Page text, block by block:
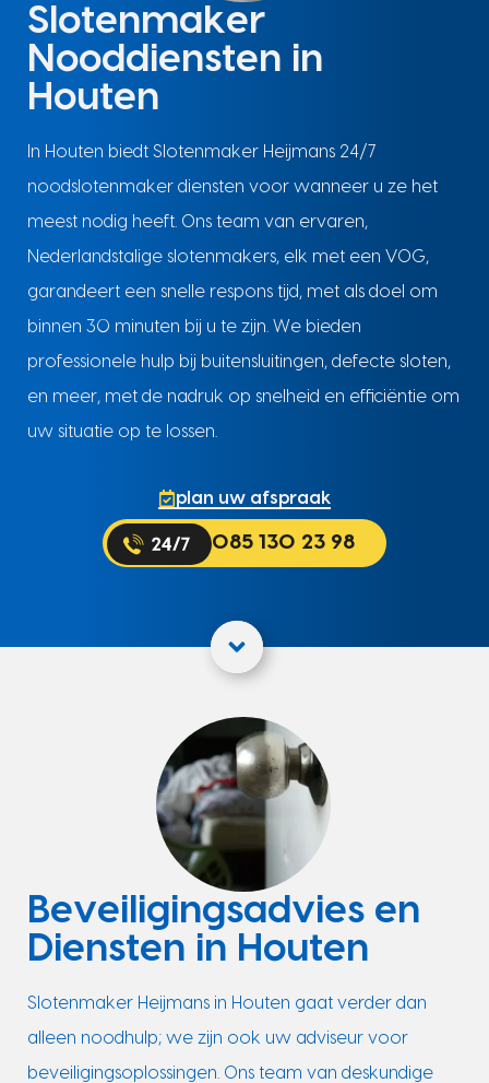
Slotenmaker
Nooddiensten in
Houten
In Houten biedt Slotenmaker Heijmans 24/7
noodslotenmaker diensten voor wanneer u ze het
meest nodig heeft. Ons team van ervaren,
Nederlandstalige slotenmakers, elk met een VOG,
garandeert een snelle respons tijd, met als doel om
binnen 30 minuten bij u te zijn. We bieden
professionele hulp bij buitensluitingen, defecte sloten,
en meer, met de nadruk op snelheid en efficiëntie om
uw situatie op te lossen.
plan uw afspraak
085 130 23 98
Beveiligingsadvies en
Diensten in Houten
Slotenmaker Heijmans in Houten gaat verder dan
alleen noodhulp; we zijn ook uw adviseur voor
beveiligingsoplossingen. Ons team van deskundige